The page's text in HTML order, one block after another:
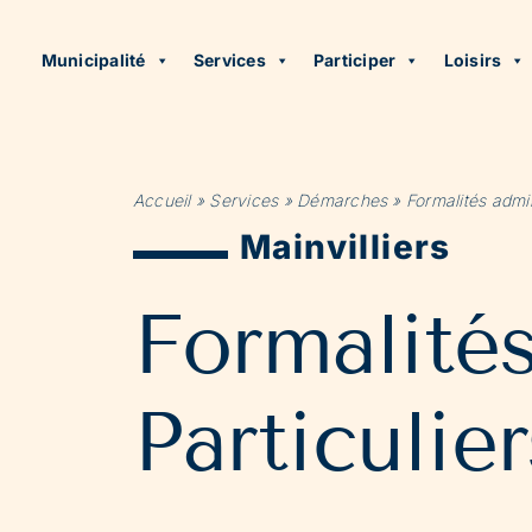
Municipalité Services Participer Loisirs
Accueil» Services» Démarches» Formalités
Mainvilliers